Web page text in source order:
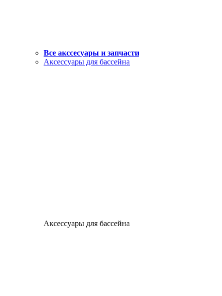
Все акссесуары и запчасти
Аксессуары для бассейна
Аксессуары для бассейна